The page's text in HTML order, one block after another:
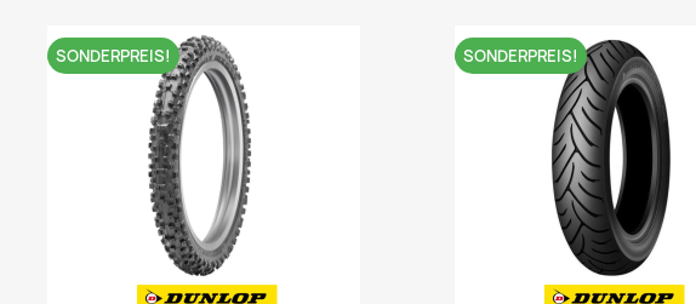
SONDERPREIS! SONDERPREIS!